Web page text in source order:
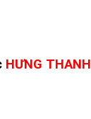
HƯNG THANH